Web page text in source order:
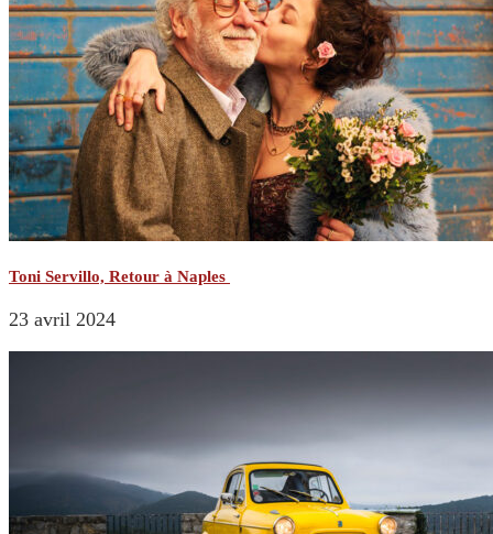
Toni Servillo, Retour à Naples
23 avril 2024